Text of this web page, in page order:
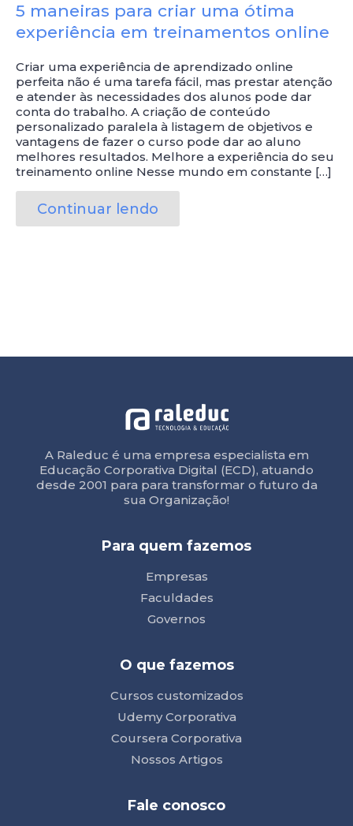
5 maneiras para criar uma ótima
experiência em treinamentos online
Criar uma experiência de aprendizado online
perfeita não é uma tarefa fácil, mas prestar atenção
e atender às necessidades dos alunos pode dar
conta do trabalho. A criação de conteúdo
personalizado paralela à listagem de objetivos e
vantagens de fazer o curso pode dar ao aluno
melhores resultados. Melhore a experiência do seu
treinamento online Nesse mundo em constante […]
Continuar lendo
A Raleduc é uma empresa especialista em
Educação Corporativa Digital (ECD), atuando
desde 2001 para para transformar o futuro da
sua Organização!
Para quem fazemos
Empresas
Faculdades
Governos
O que fazemos
Cursos customizados
Udemy Corporativa
Coursera Corporativa
Nossos Artigos
Fale conosco